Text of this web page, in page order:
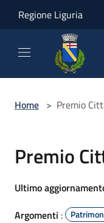
Regione Liguria
Home > Premio
Premio
Ultimo
Argomenti :